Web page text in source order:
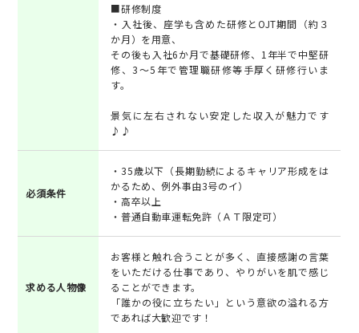
■研修制度
・入社後、座学も含めた研修とOJT期間（約３
か月）を用意、
その後も入社6か月で基礎研修、1年半で中堅研
修、3～5年で管理職研修等手厚く研修行いま
す。
景気に左右されない安定した収入が魅力です
♪♪
必須条件
・35歳以下（長期勤続によるキャリア形成をは
かるため、例外事由3号のイ）
・高卒以上
・普通自動車運転免許（ＡＴ限定可）
求める人物像
お客様と触れ合うことが多く、直接感謝の言葉
をいただける仕事であり、やりがいを肌で感じ
ることができます。
「誰かの役に立ちたい」という意欲の溢れる方
であれば大歓迎です！